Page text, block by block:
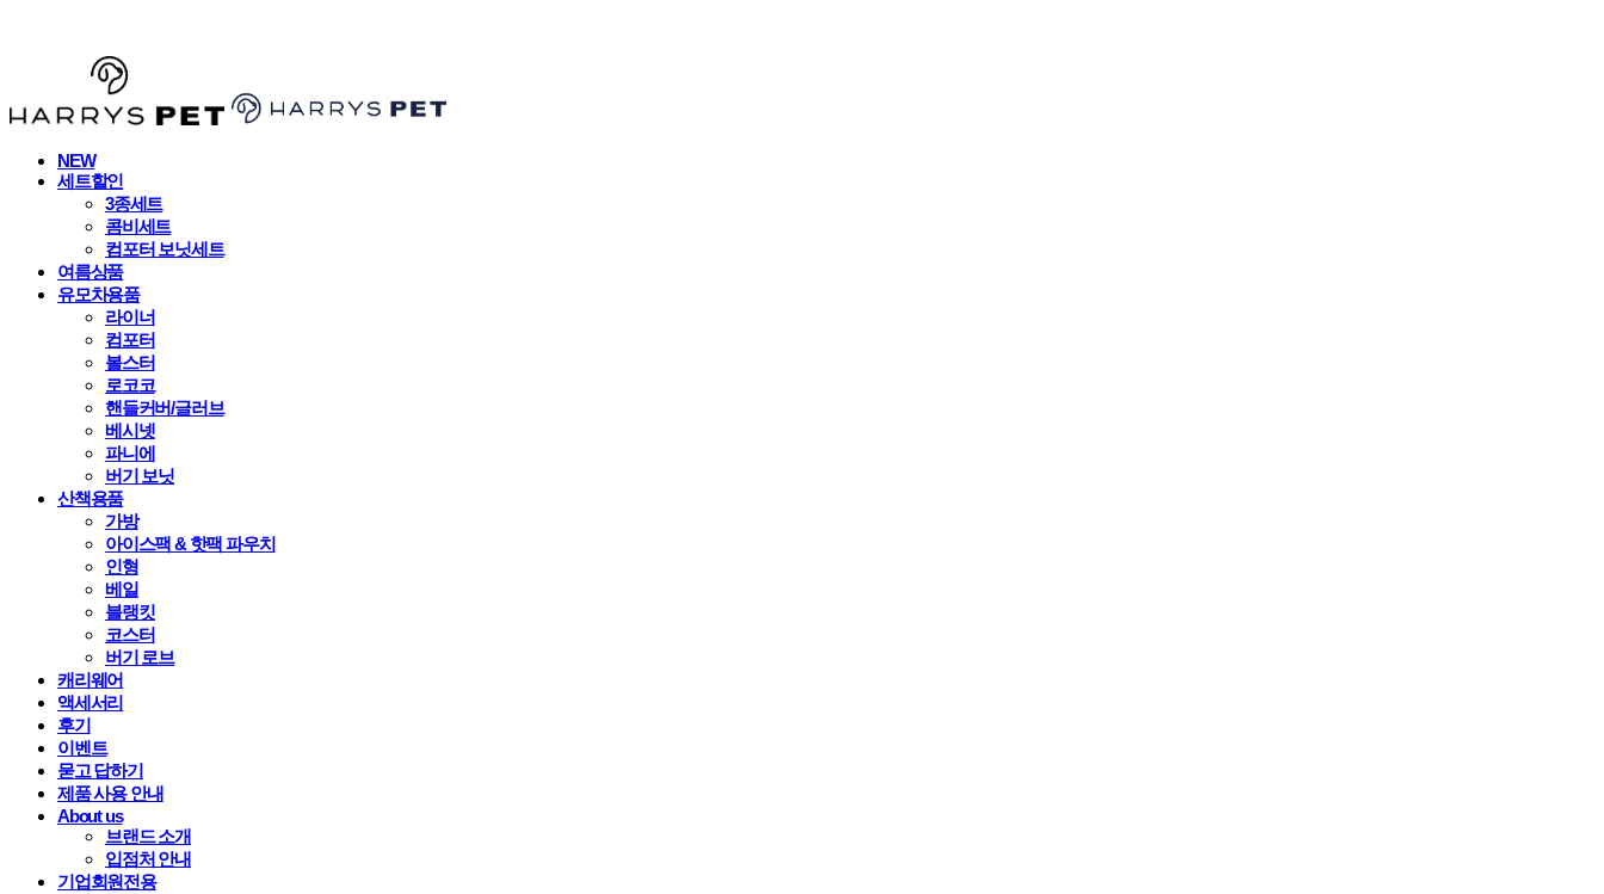
NEW
세트할인
3종세트
콤비세트
컴포터 보닛세트
여름상품
유모차용품
라이너
컴포터
볼스터
로코코
핸들커버/글러브
베시넷
파니에
버기 보닛
산책용품
가방
아이스팩 & 핫팩 파우치
인형
베일
블랭킷
코스터
버기 로브
캐리웨어
액세서리
후기
이벤트
묻고 답하기
제품 사용 안내
About us
브랜드 소개
입점처 안내
기업회원전용